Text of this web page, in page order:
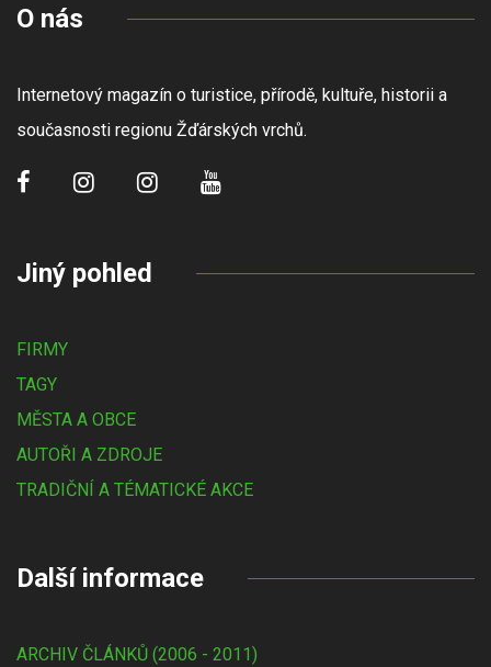
O nás
Internetový magazín o turistice, přírodě, kultuře, historii a
současnosti regionu Žďárských vrchů.
Jiný pohled
FIRMY
TAGY
MĚSTA A OBCE
AUTOŘI A ZDROJE
TRADIČNÍ A TÉMATICKÉ AKCE
Další informace
ARCHIV ČLÁNKŮ (2006 - 2011)